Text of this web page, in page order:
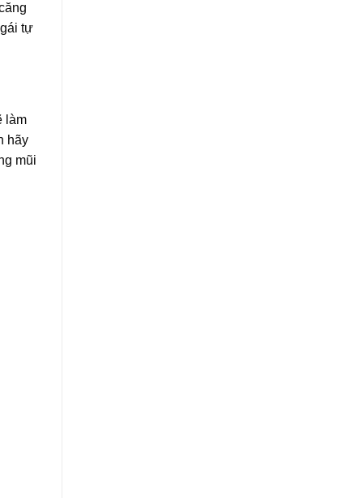
tự
làm
hãy
mũi